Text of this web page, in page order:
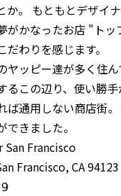
か。 もともとデザイ
がかなったお店 "ト
わりを感じます。
ヤッピー達が多く住
るこの辺り、使い勝
ば通用しない商店街
できました。
Francisco
Francisco, CA 94123